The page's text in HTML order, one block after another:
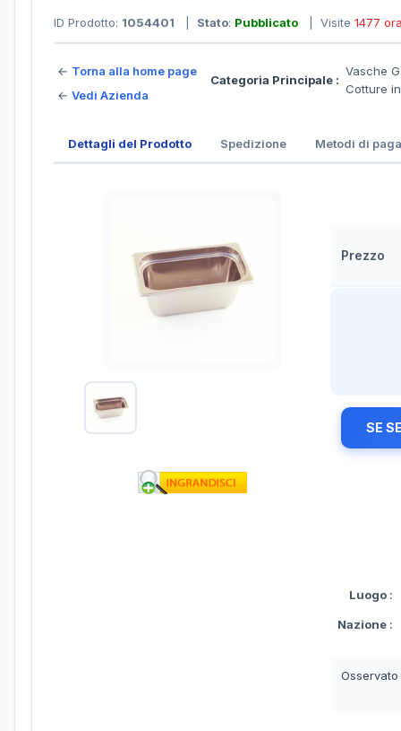
ID Prodotto: 1054401 Stato: Pubblicato | Visite 1477
← Torna alla home page
← Vedi Azienda
Categoria Principale :
Vasche
Cotture
Dettagli del Prodotto Spedizione Metodi di
Prezzo
SE
Luogo :
Nazione :